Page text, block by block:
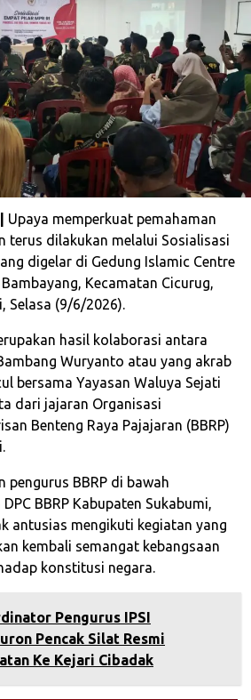
Upaya memperkuat pemahaman
terus dilakukan melalui Sosialisasi
digelar di Gedung Islamic Centre
Bambayang, Kecamatan Cicurug,
Selasa (9/6/2026).
hasil kolaborasi antara
Wuryanto atau yang akrab
bersama Yayasan Waluya Sejati
dari jajaran Organisasi
Benteng Raya Pajajaran (BBRP)
pengurus BBRP di bawah
BBRP Kabupaten Sukabumi,
antusias mengikuti kegiatan yang
kembali semangat kebangsaan
konstitusi negara.
Pengurus IPSI
Pencak Silat Resmi
Ke Kejari Cibadak